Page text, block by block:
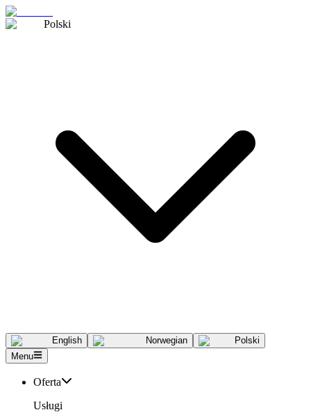
Polski
English Norwegian
Polski
Menu
Oferta
Usługi